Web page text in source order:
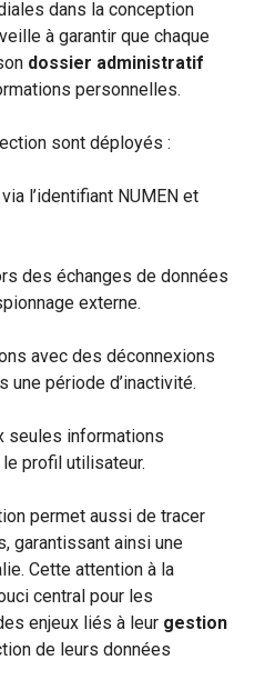
dans la conception
à garantir que chaque
dossier administratif
personnelles.
sont déployés :
l’identifiant NUMEN et
des échanges de données
externe.
avec des déconnexions
une période d’inactivité.
seules informations
profil utilisateur.
permet aussi de tracer
garantissant ainsi une
Cette attention à la
central pour les
enjeux liés à leur gestion
de leurs données